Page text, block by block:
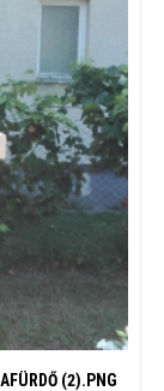
(2).PNG